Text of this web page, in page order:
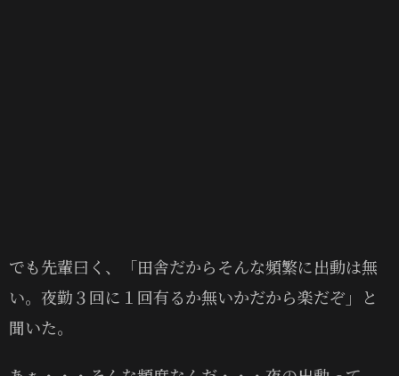
でも先輩曰く、「田舎だからそんな頻繁に出動は無
い。夜勤３回に１回有るか無いかだから楽だぞ」と
聞いた。